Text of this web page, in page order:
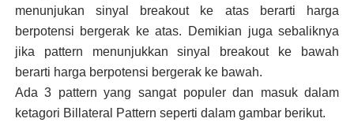
menunjukan sinyal breakout ke atas berarti harga
berpotensi bergerak ke atas. Demikian juga sebaliknya
jika pattern menunjukkan sinyal breakout ke bawah
berarti harga berpotensi bergerak ke bawah.
Ada 3 pattern yang sangat populer dan masuk dalam
ketagori Billateral Pattern seperti dalam gambar berikut.